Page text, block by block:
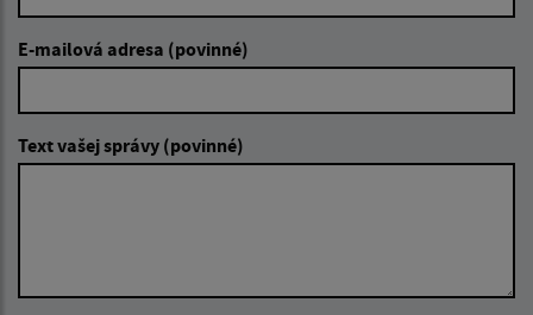
E-mailová adresa (povinné)
Text vašej správy (povinné)